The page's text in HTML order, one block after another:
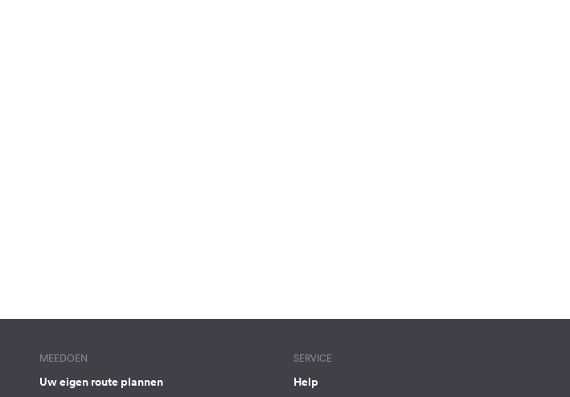
MEEDOEN
Uw eigen route plannen
SERVICE
Help